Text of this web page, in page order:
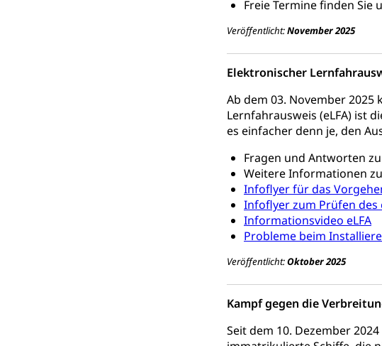
Freie Termine finden
Veröffentlicht:November 2025
Elektronischer
Ab dem 03. November
Lernfahrausweis (eLFA) ist
es einfacher denn je, den
Fragen und Antworten
Weitere Informationen
Infoflyer für das
Infoflyer zum Prüfen des
Informationsvideo eLFA
Probleme beim
Veröffentlicht:Oktober 2025
Kampf gegen die
Seit dem 10. Dezember
Kindes- und
Umwelt und Bauen
Abfall
Abfallentsorgung,
Bodenschutz,
Natur (Dienststelle
Chemie und Gifte
Giftabfälle, Giftmüll,
Sonderabfälle und Gifte
Eigentum
Liegenschaft, Immobilie,
ÖREB-Kataster
Energie
Strom, Energieversorgung,